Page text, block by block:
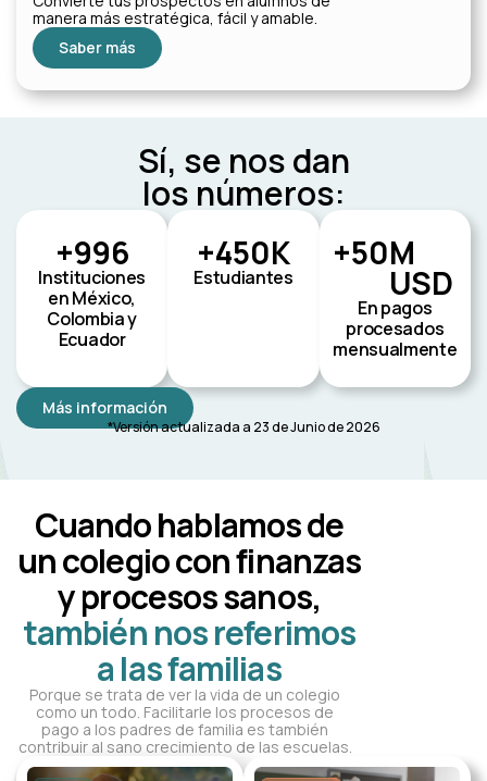
manera más estratégica, fácil y amable.
Saber más
Sí, se nos dan
los números:
Instituciones
en México,
Colombia y
Ecuador
+1,000
Estudiantes
+450K
En pagos
procesados
mensualmente
+50M
USD
Más información
*Versión actualizada a 23 de Junio de 2026
Cuando hablamos de
un colegio con finanzas
y procesos sanos,
también nos referimos
a las familias
Porque se trata de ver la vida de un colegio
como un todo. Facilitarle los procesos de
pago a los padres de familia es también
contribuir al sano crecimiento de las escuelas.